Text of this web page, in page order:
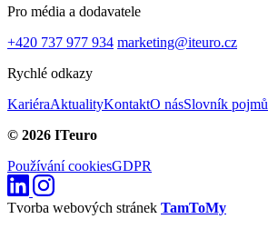
Pro média a dodavatele
+420 737 977 934 marketing@iteuro.cz
Rychlé odkazy
KariéraAktualityKontaktO násSlovník pojmů
© 2026 ITeuro
Používání cookiesGDPR
Tvorba webových stránek TamToMy